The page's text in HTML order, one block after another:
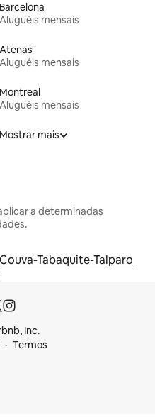
Barcelona
Aluguéis mensais
Atenas
Aluguéis mensais
Montreal
Aluguéis mensais
Mostrar mais
a determinadas
Couva-Tabaquite-Talparo
Inc.
Termos